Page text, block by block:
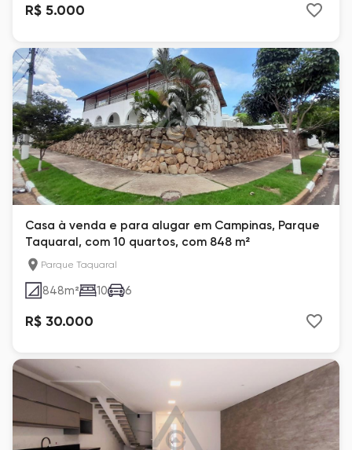
R$ 5.000
Casa à venda e para alugar em Campinas, Parque
Taquaral, com 10 quartos, com 848 m²
Parque Taquaral
848m² 10 6
R$ 30.000